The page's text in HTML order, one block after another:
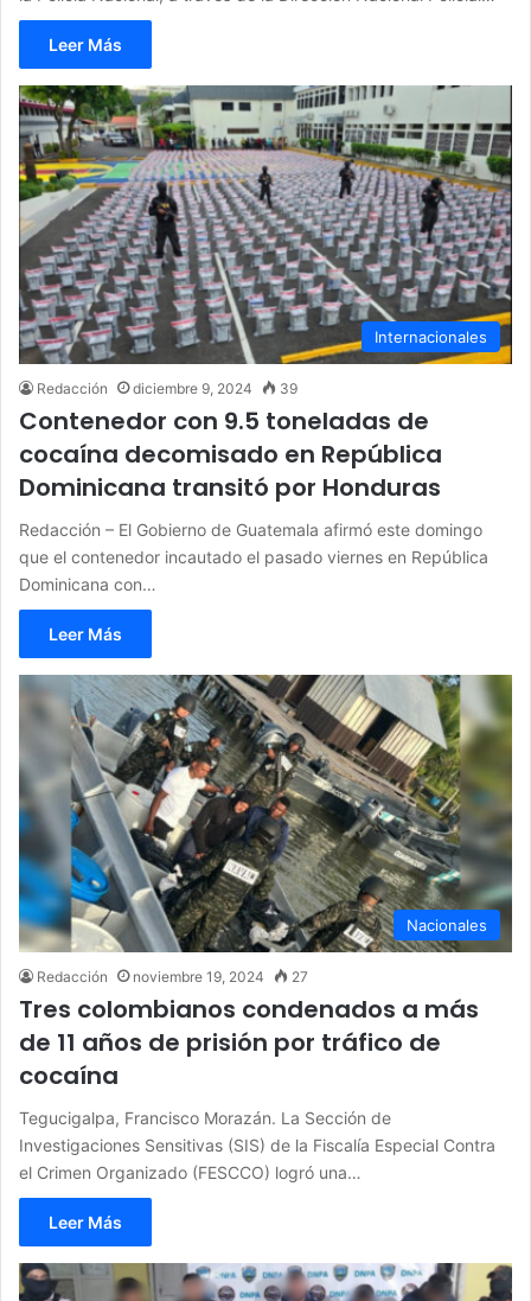
Leer Más
Internacionales
Redacción diciembre 9, 2024 39
Contenedor con 9.5 toneladas de
cocaína decomisado en República
Dominicana transitó por Honduras
Redacción – El Gobierno de Guatemala afirmó este domingo
que el contenedor incautado el pasado viernes en República
Dominicana con…
Leer Más
Nacionales
Redacción noviembre 19, 2024 27
Tres colombianos condenados a más
de 11 años de prisión por tráfico de
cocaína
Tegucigalpa, Francisco Morazán. La Sección de
Investigaciones Sensitivas (SIS) de la Fiscalía Especial Contra
el Crimen Organizado (FESCCO) logró una…
Leer Más